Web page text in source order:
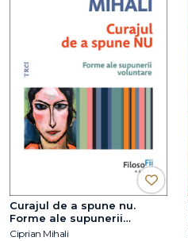
Curajul de a spune nu.
Forme ale supunerii
voluntare
Ciprian Mihali